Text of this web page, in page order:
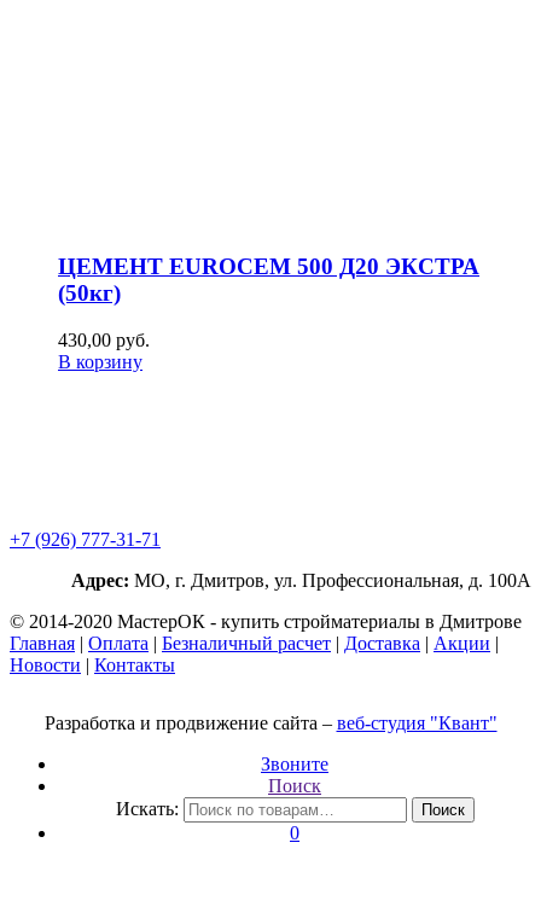
ЦЕМЕНТ EUROCEM 500 Д20 ЭКСТРА
(50кг)
430,00 руб.
В корзину
+7 (926) 777-31-71
Адрес: МО, г. Дмитров, ул. Профессиональная, д. 100А
© 2014-2020 МастерОК - купить стройматериалы в Дмитрове
Главная | Оплата | Безналичный расчет | Доставка | Акции |
Новости | Контакты
Разработка и продвижение сайта – веб-студия "Квант"
Звоните
Поиск
Искать:
Поиск
0